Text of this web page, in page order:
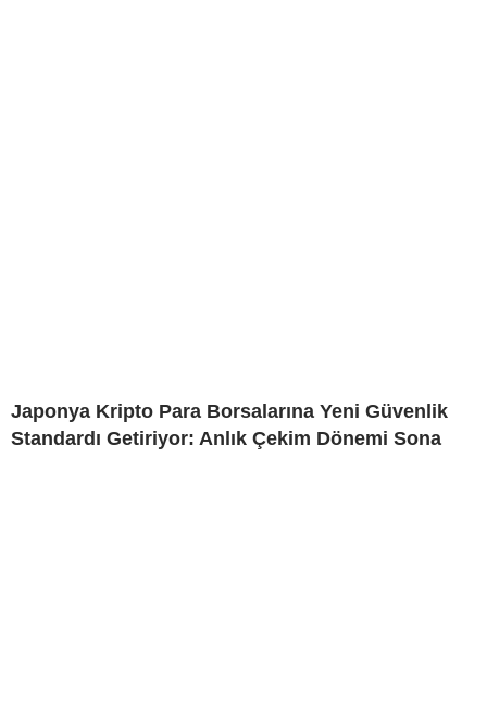
Japonya Kripto Para Borsalarına Yeni Güvenlik
Standardı Getiriyor: Anlık Çekim Dönemi Sona